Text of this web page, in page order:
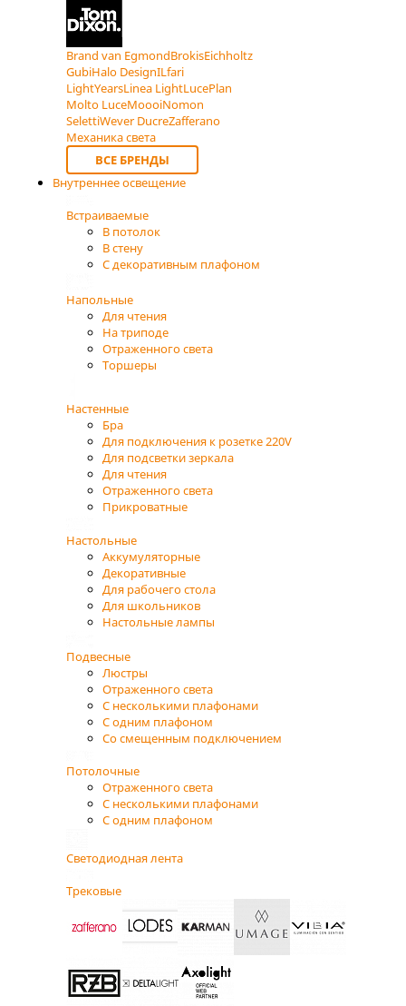
Brand van EgmondBrokisEichholtz
GubiHalo DesignILfari
LightYearsLinea LightLucePlan
Molto LuceMoooiNomon
SelettiWever DucreZafferano
Механика света
ВСЕ БРЕНДЫ
Внутреннее освещение
Встраиваемые
В потолок
В стену
С декоративным плафоном
Напольные
Для чтения
На триподе
Отраженного света
Торшеры
Настенные
Бра
Для подключения к розетке 220V
Для подсветки зеркала
Для чтения
Отраженного света
Прикроватные
Настольные
Аккумуляторные
Декоративные
Для рабочего стола
Для школьников
Настольные лампы
Подвесные
Люстры
Отраженного света
С несколькими плафонами
С одним плафоном
Со смещенным подключением
Потолочные
Отраженного света
С несколькими плафонами
С одним плафоном
Светодиодная лента
Трековые